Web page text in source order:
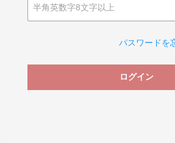
パスワードを
ログイン